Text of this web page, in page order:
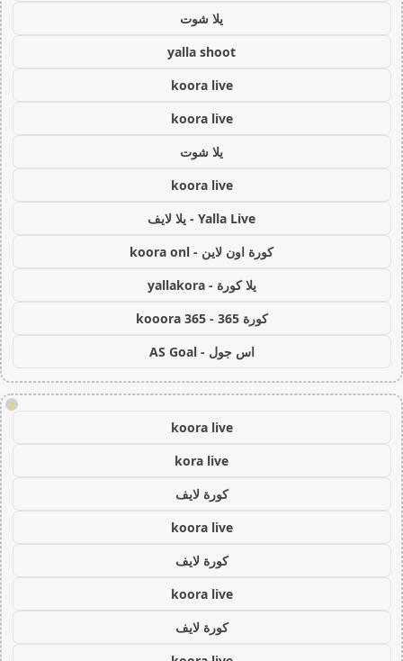
يلا شوت
yalla shoot
koora live
koora live
يلا شوت
koora live
Yalla Live - يلا لايف
كورة اون لاين - koora onl
يلا كورة - yallakora
كورة 365 - kooora 365
اس جول - AS Goal
!
koora live
kora live
كورة لايف
koora live
كورة لايف
koora live
كورة لايف